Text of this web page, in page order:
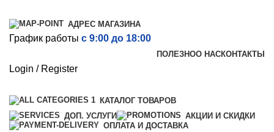
АДРЕС МАГАЗИНА
График работы с 9:00 до 18:00
ПОЛЕЗНОО НАСКОНТАКТЫ
Login / Register
КАТАЛОГ ТОВАРОВ
ДОП. УСЛУГИ
АКЦИИ И СКИДКИ
ОПЛАТА И ДОСТАВКА